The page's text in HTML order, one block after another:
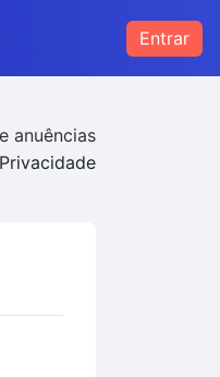
Entrar
anuências